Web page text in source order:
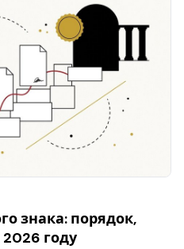
знака: порядок,
году